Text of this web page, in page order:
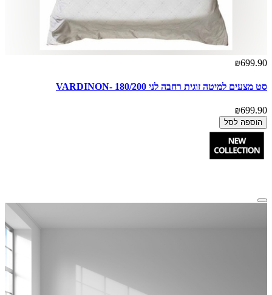
₪699.90
סט מצעים למיטה זוגית רחבה לני 180/200 -VARDINON
₪699.90
הוספה לסל